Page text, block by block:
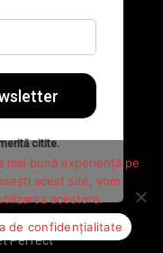
Perfect
mai bună experiență pe
acest site, vom
acestora.
de confidențialitate